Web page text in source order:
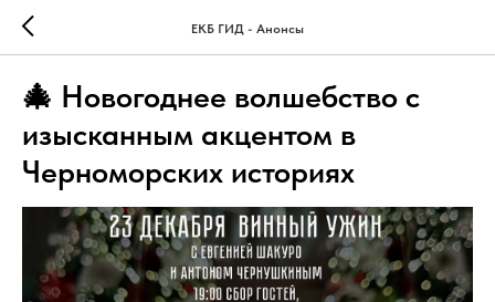
ЕКБ ГИД - Анонсы
🎄 Новогоднее волшебство с
изысканным акцентом в
Черноморских историях